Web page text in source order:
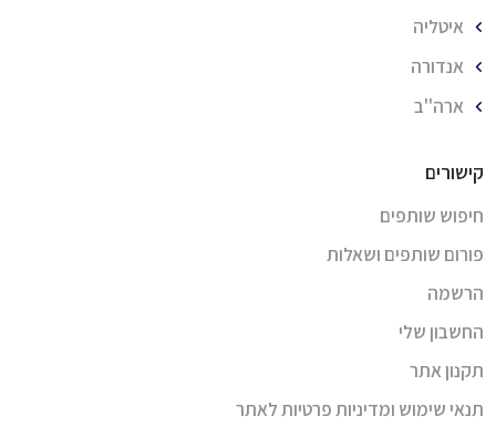
איטליה
אנדורה
ארה''ב
קישורים
חיפוש שותפים
פורום שותפים ושאלות
הרשמה
החשבון שלי
תקנון אתר
תנאי שימוש ומדיניות פרטיות לאתר